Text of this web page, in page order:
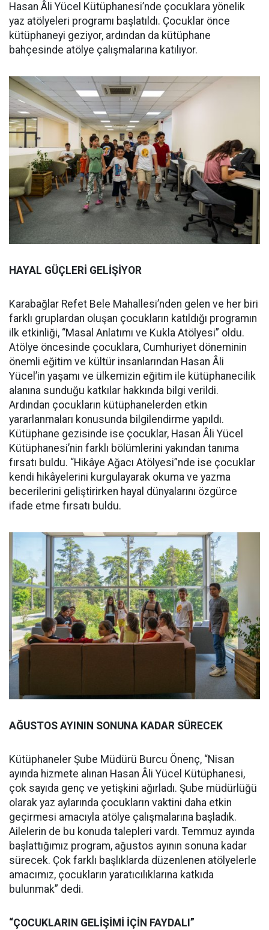
Hasan Âli Yücel Kütüphanesi’nde çocuklara yönelik
yaz atölyeleri programı başlatıldı. Çocuklar önce
kütüphaneyi geziyor, ardından da kütüphane
bahçesinde atölye çalışmalarına katılıyor.
HAYAL GÜÇLERİ GELİŞİYOR
Karabağlar Refet Bele Mahallesi’nden gelen ve her biri
farklı gruplardan oluşan çocukların katıldığı programın
ilk etkinliği, “Masal Anlatımı ve Kukla Atölyesi” oldu.
Atölye öncesinde çocuklara, Cumhuriyet döneminin
önemli eğitim ve kültür insanlarından Hasan Âli
Yücel’in yaşamı ve ülkemizin eğitim ile kütüphanecilik
alanına sunduğu katkılar hakkında bilgi verildi.
Ardından çocukların kütüphanelerden etkin
yararlanmaları konusunda bilgilendirme yapıldı.
Kütüphane gezisinde ise çocuklar, Hasan Âli Yücel
Kütüphanesi’nin farklı bölümlerini yakından tanıma
fırsatı buldu. “Hikâye Ağacı Atölyesi”nde ise çocuklar
kendi hikâyelerini kurgulayarak okuma ve yazma
becerilerini geliştirirken hayal dünyalarını özgürce
ifade etme fırsatı buldu.
AĞUSTOS AYININ SONUNA KADAR SÜRECEK
Kütüphaneler Şube Müdürü Burcu Önenç, “Nisan
ayında hizmete alınan Hasan Âli Yücel Kütüphanesi,
çok sayıda genç ve yetişkini ağırladı. Şube müdürlüğü
olarak yaz aylarında çocukların vaktini daha etkin
geçirmesi amacıyla atölye çalışmalarına başladık.
Ailelerin de bu konuda talepleri vardı. Temmuz ayında
başlattığımız program, ağustos ayının sonuna kadar
sürecek. Çok farklı başlıklarda düzenlenen atölyelerle
amacımız, çocukların yaratıcılıklarına katkıda
bulunmak” dedi.
“ÇOCUKLARIN GELİŞİMİ İÇİN FAYDALI”